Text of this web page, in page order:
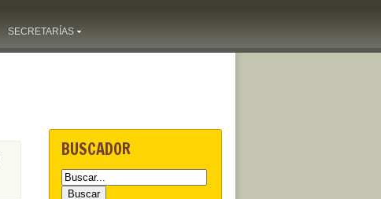
SECRETARÍAS
BUSCADOR